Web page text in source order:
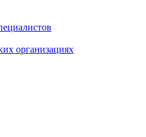
организациях